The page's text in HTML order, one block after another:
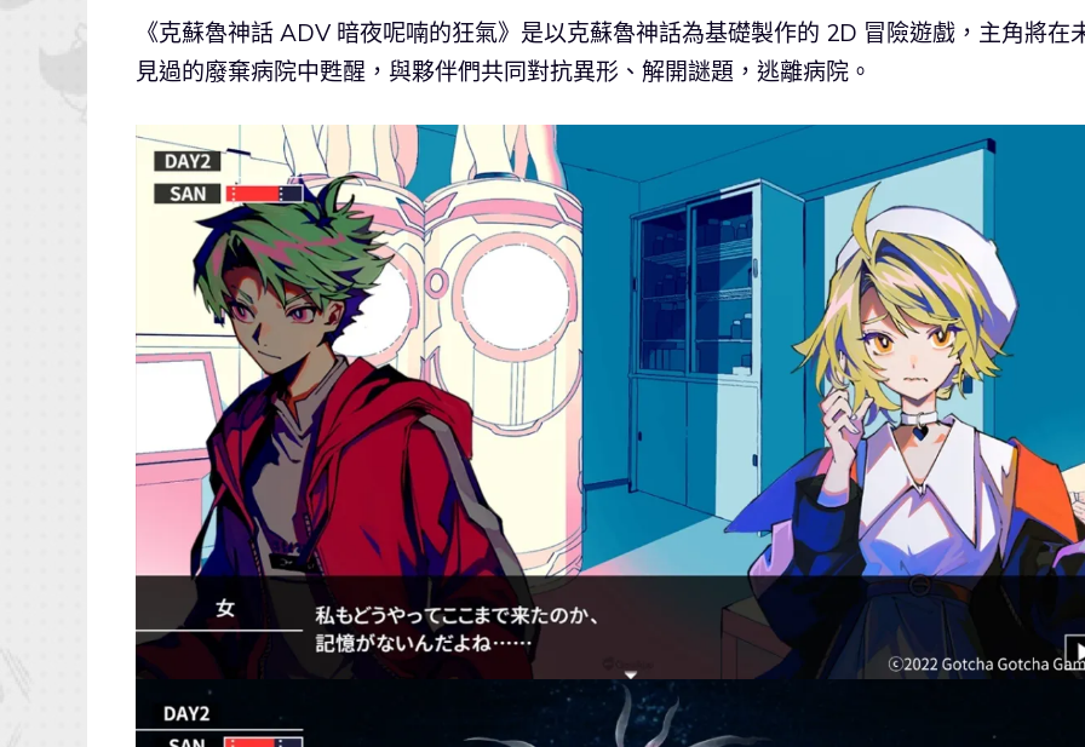
《克蘇魯神話 ADV 暗夜呢喃的狂氣》是以克蘇魯神話為基礎製作的 2D 冒險遊戲，主角將在
見過的廢棄病院中甦醒，與夥伴們共同對抗異形、解開謎題，逃離病院。